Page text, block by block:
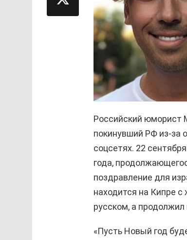
Российский юморист
покинувший РФ из-за
соцсетях. 22
года,
поздравление для
находится на Кипре
русском, а
«Пусть Новый год